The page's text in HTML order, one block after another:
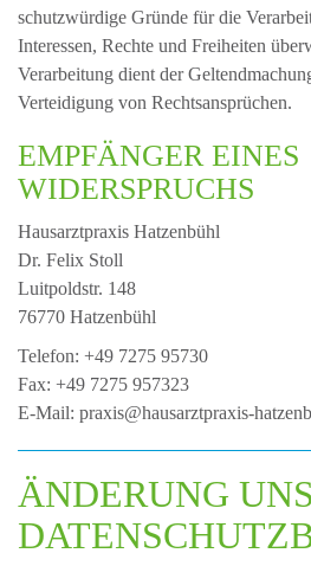
schutzwürdige Gründe für die
Interessen, Rechte und Freiheiten
Verarbeitung dient der
Verteidigung von Rechtsansprüchen.
EMPFÄNGER EINES
WIDERSPRUCHS
Hausarztpraxis Hatzenbühl
Dr. Felix Stoll
Luitpoldstr. 148
76770 Hatzenbühl
Telefon: +49 7275 95730
Fax: +49 7275 957323
E-Mail: praxis@hausarztpraxis-
ÄNDERUNG